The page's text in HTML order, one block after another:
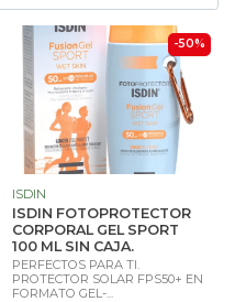
-50%
ISDIN
ISDIN FOTOPROTECTOR
CORPORAL GEL SPORT
100 ML SIN CAJA.
PERFECTOS PARA TI.
PROTECTOR SOLAR FPS50+ EN
FORMATO GEL-...